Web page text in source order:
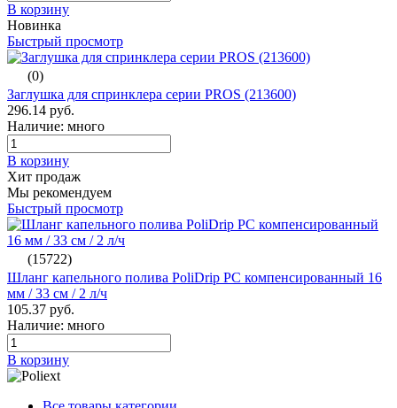
В корзину
Новинка
Быстрый просмотр
(0)
Заглушка для спринклера серии PROS (213600)
296.14 руб.
Наличие: много
В корзину
Хит продаж
Мы рекомендуем
Быстрый просмотр
(15722)
Шланг капельного полива PoliDrip PC компенсированный 16
мм / 33 см / 2 л/ч
105.37 руб.
Наличие: много
В корзину